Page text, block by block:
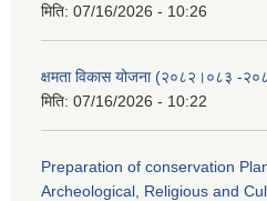
मिति: 07/16/2026 - 10:26
क्षमता विकास योजना (२०८२।०८३‍ -
मिति: 07/16/2026 - 10:22
Preparation of conservation
Archeological, Religious and